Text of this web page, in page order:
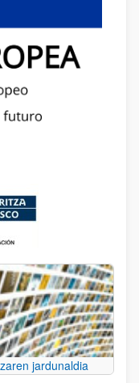
jardunaldia